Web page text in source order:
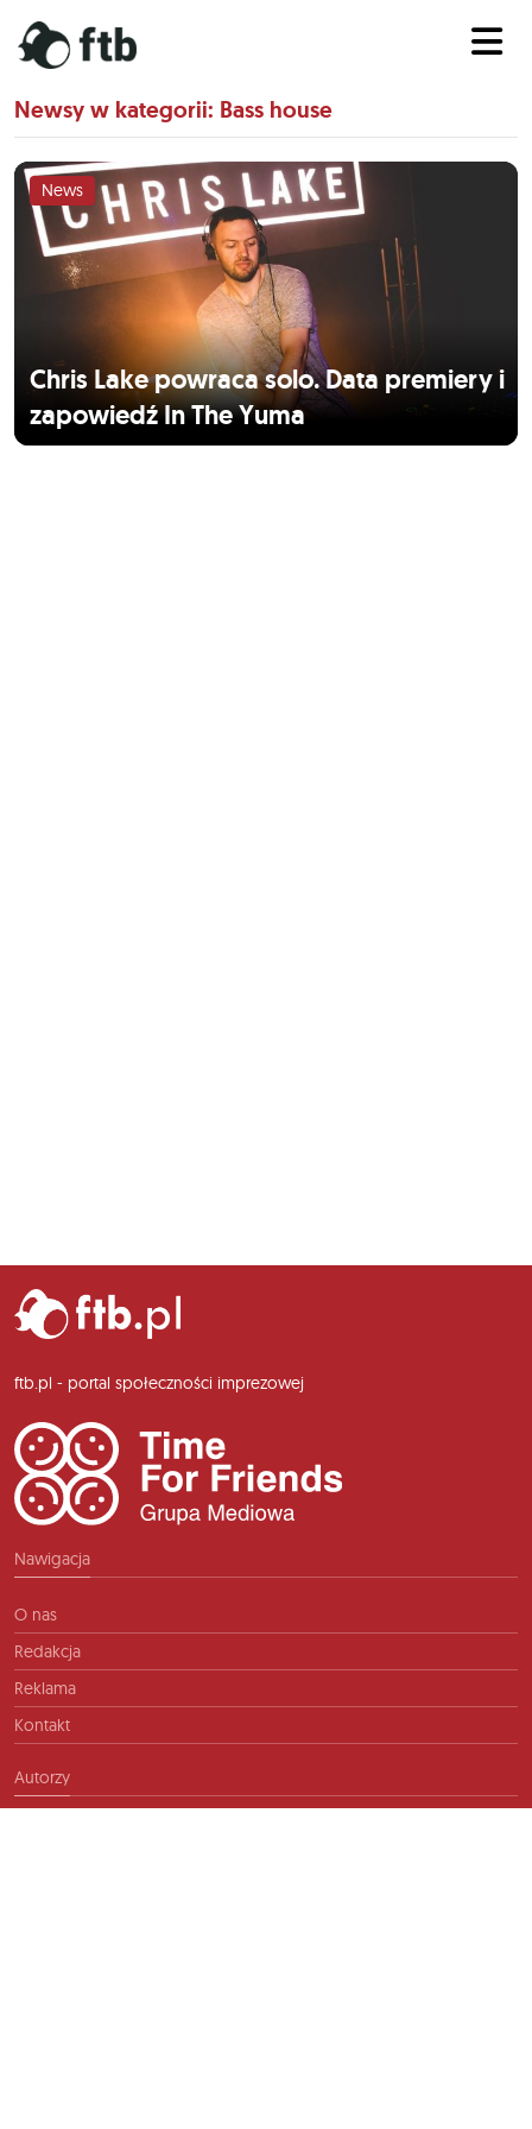
Newsy w kategorii: Bass house
Chris Lake powraca solo. Data premiery i
zapowiedź In The Yuma
News
ftb.pl - portal społeczności imprezowej
Nawigacja
O nas
Redakcja
Reklama
Kontakt
Autorzy